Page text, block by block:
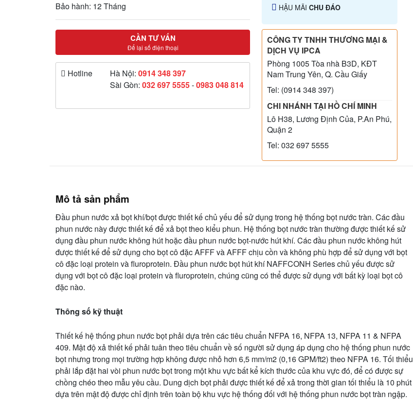
Bảo hành: 12 Tháng
CẦN TƯ VẤN
Để lại số điện thoại
Hotline Hà Nội: 0914 348 397
Sài Gòn: 032 697 5555-0983 048 814
HẬU MÃICHU ĐÁO
CÔNG TY TNHH THƯƠNG MẠI &
DỊCH VỤ IPCA
Phòng 1005 Tòa nhà B3D, KĐT
Nam Trung Yên, Q. Cầu Giấy
Tel: (0914 348 397)
CHI NHÁNH TẠI HỒ CHÍ MINH
Lô H38, Lương Định Của, P.An Phú,
Quận 2
Tel: 032 697 5555
Mô tả sản phẩm
Đầu phun nước xả bọt khí/bọt được thiết kế chủ yếu để sử dụng trong hệ thống bọt nước tràn. Các đầu
phun nước này được thiết kế để xả bọt theo kiểu phun. Hệ thống bọt nước tràn thường được thiết kế sử
dụng đầu phun nước không hút hoặc đầu phun nước bọt-nước hút khí. Các đầu phun nước không hút
được thiết kế để sử dụng cho bọt cô đặc AFFF và AFFF chịu cồn và không phù hợp để sử dụng với bọt
cô đặc loại protein và fluroprotein. Đầu phun nước bọt hút khí NAFFCONH Series chủ yếu được sử
dụng với bọt cô đặc loại protein và fluroprotein, chúng cũng có thể được sử dụng với bất kỳ loại bọt cô
đặc nào.
Thông số kỹ thuật
Thiết kế hệ thống phun nước bọt phải dựa trên các tiêu chuẩn NFPA 16, NFPA 13, NFPA 11 & NFPA
409. Mật độ xả thiết kế phải tuân theo tiêu chuẩn về số người sử dụng áp dụng cho hệ thống phun nước
bọt nhưng trong mọi trường hợp không được nhỏ hơn 6,5 mm/m2 (0,16 GPM/ft2) theo NFPA 16. Tối thiểu
phải lắp đặt hai vòi phun nước bọt trong một khu vực bất kể kích thước của khu vực đó, để có được sự
chồng chéo theo mẫu yêu cầu. Dung dịch bọt phải được thiết kế để xả trong thời gian tối thiểu là 10 phút
dựa trên mật độ được chỉ định trên toàn bộ khu vực hệ thống đối với hệ thống phun nước bọt tràn ngập.